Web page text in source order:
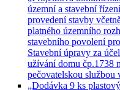
územní a stavební
provedení stavby
platného územního
stavebního povolení
Stavební úpravy za
užívání domu čp.1738
pečovatelskou službou
„Dodávka 9 ks